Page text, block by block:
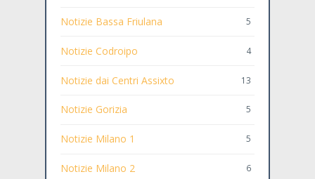
Notizie Bassa Friulana 5
Notizie Codroipo 4
Notizie dai Centri Assixto 13
Notizie Gorizia 5
Notizie Milano 1 5
Notizie Milano 2 6